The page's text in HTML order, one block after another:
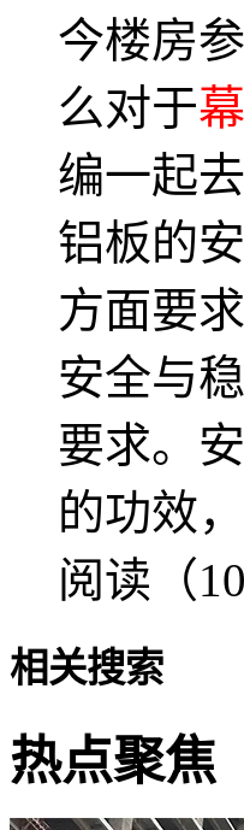
今楼房
么对于
编一起
铝板的
方面要
安全与
要求。
的功效
阅读（
相关搜索
热点聚焦